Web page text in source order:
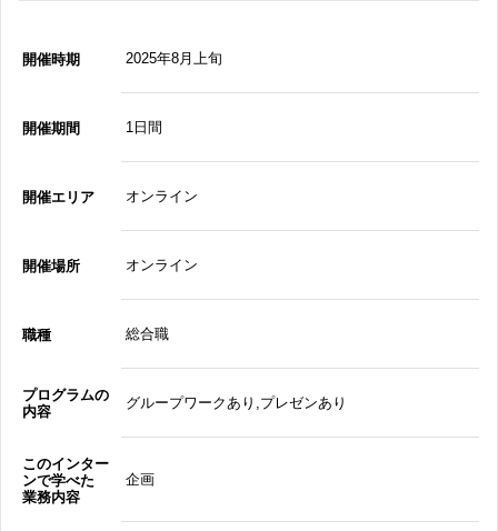
開催時期 2025年8月上旬
開催期間 1日間
開催エリア オンライン
開催場所 オンライン
職種 総合職
プログラムの
内容
グループワークあり,プレゼンあり
このインター
ンで学べた
業務内容
企画